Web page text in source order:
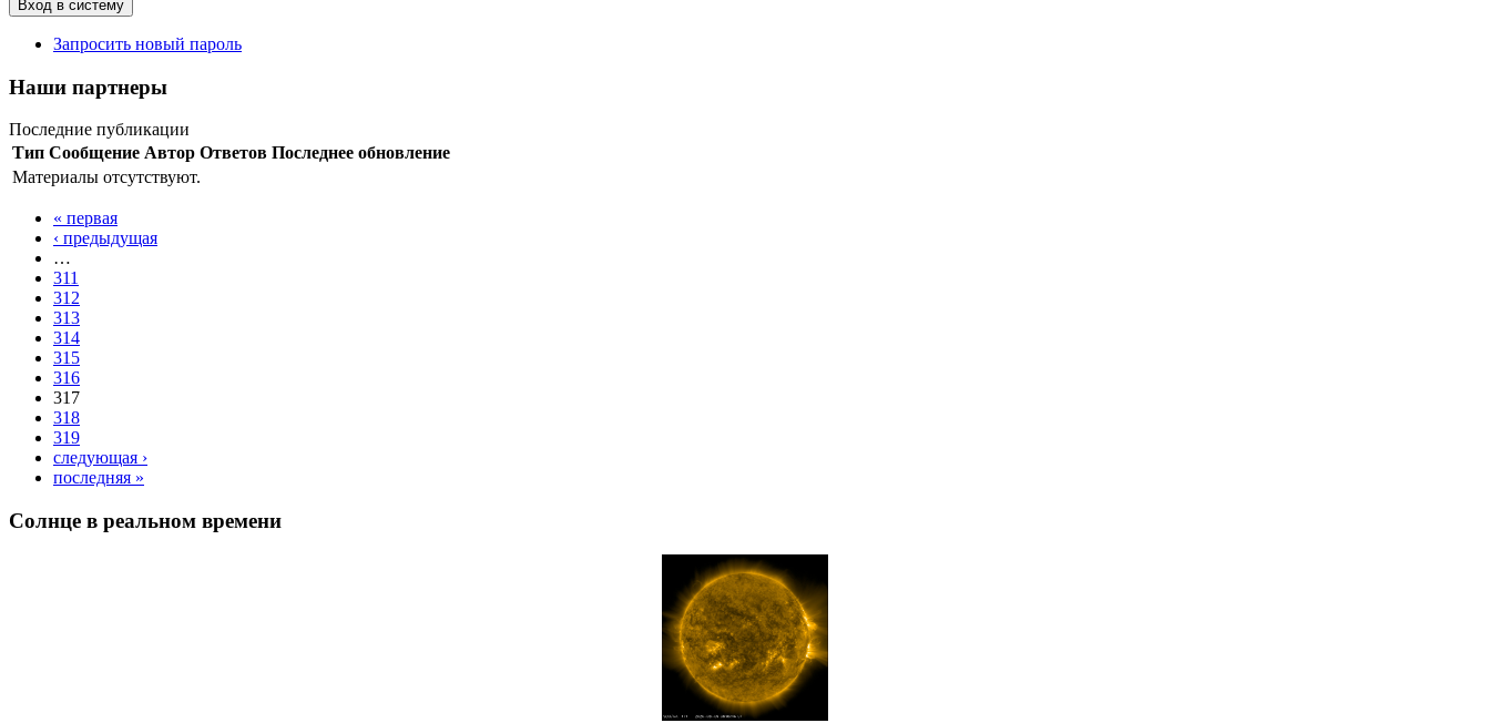
Запросить новый пароль
Наши партнеры
Последние публикации
Тип Сообщение Автор Ответов Последнее обновление
Материалы отсутствуют.
« первая
‹ предыдущая
…
311
312
313
314
315
316
317
318
319
следующая ›
последняя »
Солнце в реальном времени